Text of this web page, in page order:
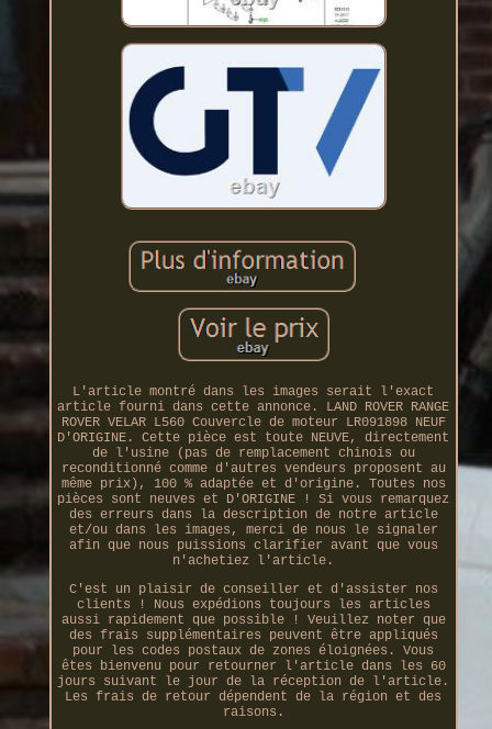
L'article montré dans les images serait l'exact
article fourni dans cette annonce. LAND ROVER RANGE
ROVER VELAR L560 Couvercle de moteur LR091898 NEUF
D'ORIGINE. Cette pièce est toute NEUVE, directement
de l'usine (pas de remplacement chinois ou
reconditionné comme d'autres vendeurs proposent au
même prix), 100 % adaptée et d'origine. Toutes nos
pièces sont neuves et D'ORIGINE ! Si vous remarquez
des erreurs dans la description de notre article
et/ou dans les images, merci de nous le signaler
afin que nous puissions clarifier avant que vous
n'achetiez l'article.
C'est un plaisir de conseiller et d'assister nos
clients ! Nous expédions toujours les articles
aussi rapidement que possible ! Veuillez noter que
des frais supplémentaires peuvent être appliqués
pour les codes postaux de zones éloignées. Vous
êtes bienvenu pour retourner l'article dans les 60
jours suivant le jour de la réception de l'article.
Les frais de retour dépendent de la région et des
raisons.